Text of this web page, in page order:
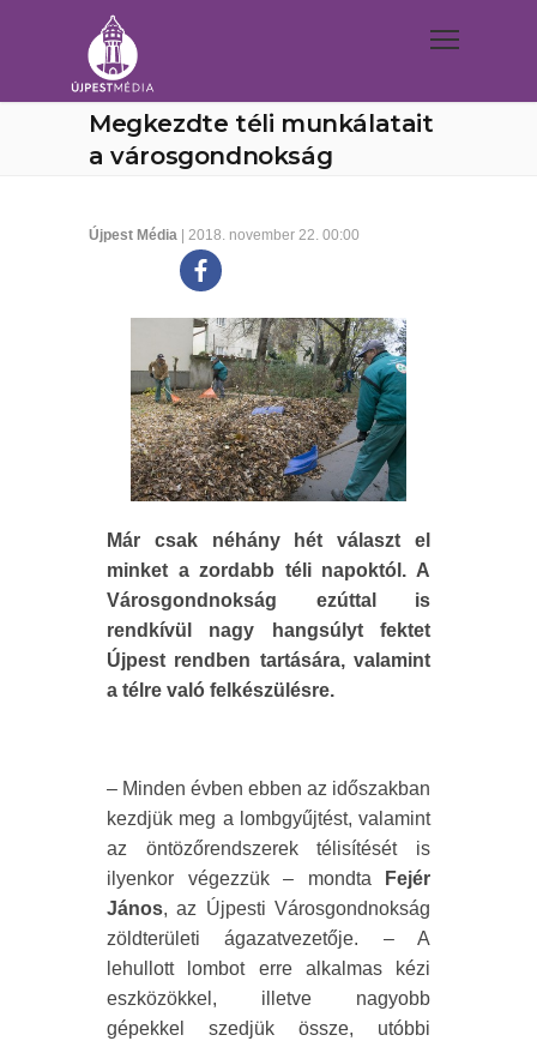
Megkezdte téli munkálatait
a városgondnokság
Újpest Média | 2018. november 22. 00:00
Már csak néhány hét választ el
minket a zordabb téli napoktól. A
Városgondnokság ezúttal is
rendkívül nagy hangsúlyt fektet
Újpest rendben tartására, valamint
a télre való felkészülésre.
– Minden évben ebben az időszakban
kezdjük meg a lombgyűjtést, valamint
az öntözőrendszerek télisítését is
ilyenkor végezzük – mondta
Fejér
János, az Újpesti Városgondnokság
zöldterületi ágazatvezetője. – A
lehullott lombot erre alkalmas kézi
eszközökkel, illetve nagyobb
gépekkel szedjük össze, utóbbi